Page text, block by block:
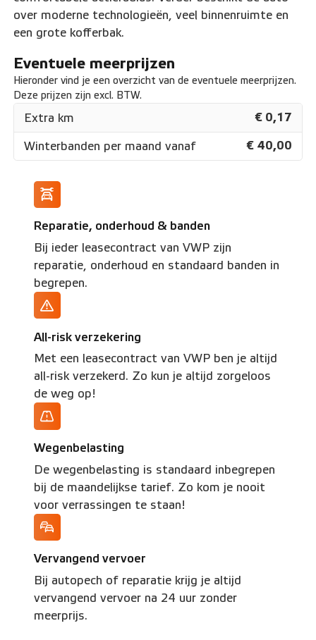
over moderne technologieën, veel binnenruimte en
een grote kofferbak.
Eventuele meerprijzen
Hieronder vind je een overzicht van de eventuele meerprijzen.
Deze prijzen zijn excl. BTW.
Extra km € 0,17
Winterbanden per maand vanaf € 40,00
Reparatie, onderhoud & banden
Bij ieder leasecontract van VWP zijn
reparatie, onderhoud en standaard banden in
begrepen.
All-risk verzekering
Met een leasecontract van VWP ben je altijd
all-risk verzekerd. Zo kun je altijd zorgeloos
de weg op!
Wegenbelasting
De wegenbelasting is standaard inbegrepen
bij de maandelijkse tarief. Zo kom je nooit
voor verrassingen te staan!
Vervangend vervoer
Bij autopech of reparatie krijg je altijd
vervangend vervoer na 24 uur zonder
meerprijs.